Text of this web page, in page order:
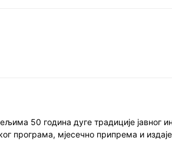
50 година дуге традиције јавног
програма, мјесечно припрема и